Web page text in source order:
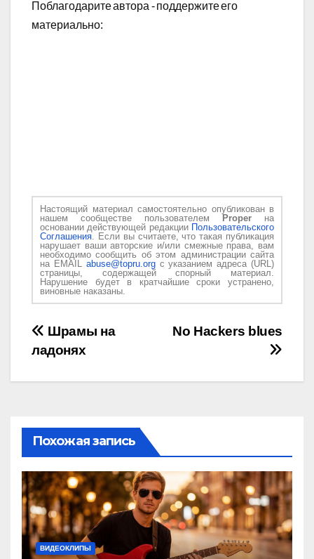
Поблагодарите автора - поддержите его
материально:
Настоящий материал самостоятельно опубликован в
нашем сообществе пользователем
Proper на
основании действующей редакции Пользовательского
Соглашения. Если вы считаете, что такая публикация
нарушает ваши авторские и/или смежные права, вам
необходимо сообщить об этом администрации сайта
на EMAIL abuse@topru.orgс указанием адреса (URL)
страницы, содержащей спорный материал.
Нарушение будет в кратчайшие сроки устранено,
виновные наказаны.
Навигация
по
No Hackers blues
Шрамы на
ладонях
Похожая запись
ВИДЕОКЛИПЫ